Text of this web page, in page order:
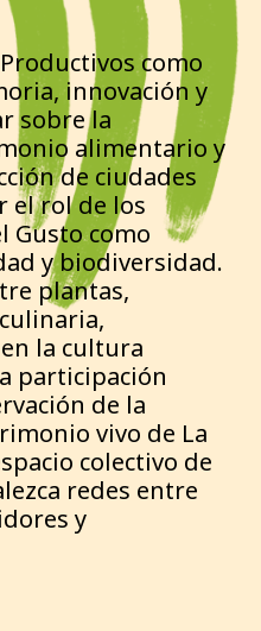
como
innovación y
sobre la
alimentario y
de ciudades
el rol de los
Gusto como
y biodiversidad.
plantas,
la cultura
participación
de la
vivo de La
colectivo de
redes entre
y